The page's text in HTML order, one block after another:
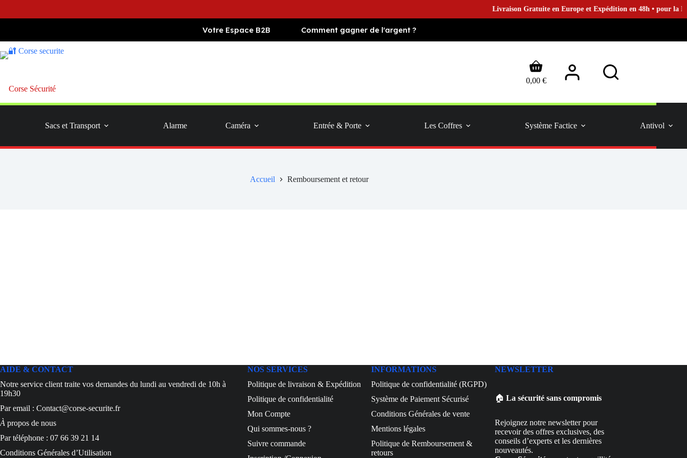
Livraison Gratuite en Europe et Expédition en 48h • pour la
contenu
Votre Espace B2B Comment gagner de l'argent ?
Corse Sécurité
Panier
d’achat
0,00 €
Sacs et Transport Alarme Caméra Entrée & Porte Les Coffres Système Factice Antivol
Accueil Remboursement et retour
AIDE & CONTACT
Notre service client traite vos demandes du lundi au vendredi de 10h à
19h30
Par email : Contact@corse-securite.fr
À propos de nous
Par téléphone : 07 66 39 21 14
Conditions Générales d’Utilisation
NOS SERVICES
Politique de livraison & Expédition
Politique de confidentialité
Mon Compte
Qui sommes-nous ?
Suivre commande
INFORMATIONS
Politique de confidentialité (RGPD)
Système de Paiement Sécurisé
Conditions Générales de vente
Mentions légales
Politique de Remboursement &
retours
NEWSLETTER
🏠 La sécurité sans compromis
Rejoignez notre newsletter pour
recevoir des offres exclusives, des
conseils d’experts et les dernières
nouveautés.